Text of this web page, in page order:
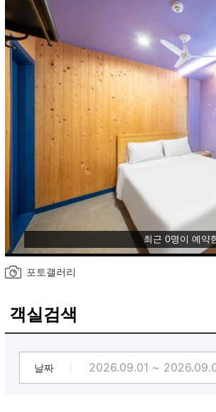
최근 0명이 예약
포토갤러리
객실검색
날짜